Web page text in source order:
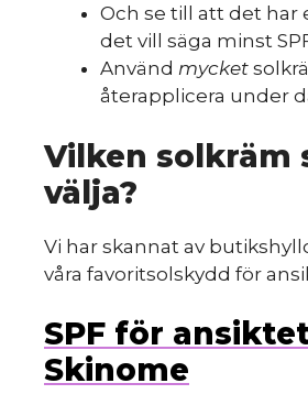
Och se till att det har
det vill säga minst
Använd mycket
återapplicera under
Vilken solkräm
välja?
Vi har skannat av
våra favoritsolskydd för
SPF för
Skinome